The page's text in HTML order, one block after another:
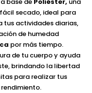
secado, ideal para
tus actividades diarias,
de humedad
por más tiempo.
de tu cuerpo y ayuda
brindando la libertad
para realizar tus